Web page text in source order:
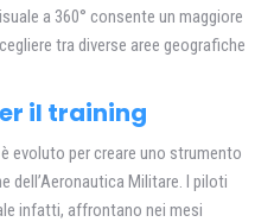
a 360° consente un maggiore
tra diverse aree geografiche
il training
evoluto per creare uno strumento
dell’Aeronautica Militare. I piloti
infatti, affrontano nei mesi